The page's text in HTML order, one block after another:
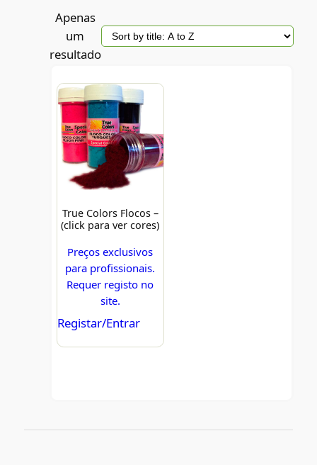
Apenas
um
resultado
True Colors Flocos –
(click para ver cores)
Preços exclusivos
para profissionais.
Requer registo no
site.
Registar/Entrar